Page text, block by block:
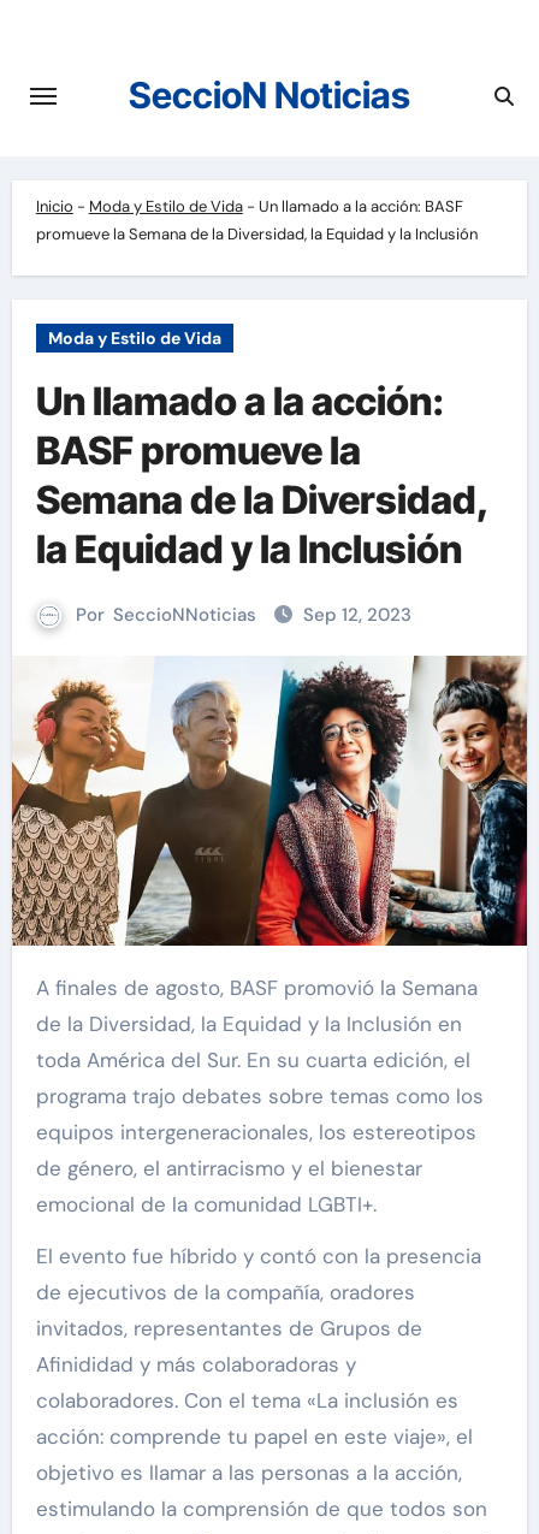
contenido
SeccioN Noticias
Inicio - Moda y Estilo de Vida- Un llamado a la acción: BASF
promueve la Semana de la Diversidad, la Equidad y la Inclusión
Moda y Estilo de Vida
Un llamado a la acción:
BASF promueve la
Semana de la Diversidad,
la Equidad y la Inclusión
Por SeccioNNoticias Sep 12, 2023
A finales de agosto, BASF promovió la Semana
de la Diversidad, la Equidad y la Inclusión en
toda América del Sur. En su cuarta edición, el
programa trajo debates sobre temas como los
equipos intergeneracionales, los estereotipos
de género, el antirracismo y el bienestar
emocional de la comunidad LGBTI+.
El evento fue híbrido y contó con la presencia
de ejecutivos de la compañía, oradores
invitados, representantes de Grupos de
Afinididad y más colaboradoras y
colaboradores. Con el tema «La inclusión es
acción: comprende tu papel en este viaje», el
objetivo es llamar a las personas a la acción,
estimulando la comprensión de que todos son